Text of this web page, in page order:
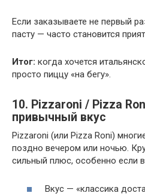
Если заказываете не первый
пасту — часто становится
Итог: когда хочется
просто пиццу «на бегу».
10. Pizzaroni / Pizza
привычный вкус
Pizzaroni (или Pizza Roni)
поздно вечером или ночью.
сильный плюс, особенно если
Вкус — «классика